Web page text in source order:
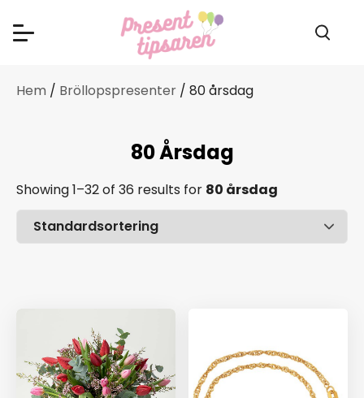
Hem / Bröllopspresenter / 80 årsdag
80 Årsdag
Showing 1–32 of 36 results for 80 årsdag